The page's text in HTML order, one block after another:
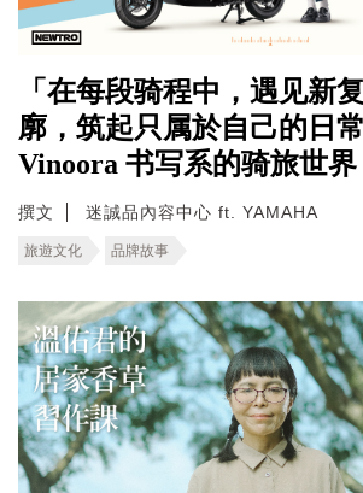
「在每段骑程中，遇见新
廓，筑起只属於自己的日
Vinoora 书写系的骑旅世界
撰文 迷誠品內容中心 ft. YAMAHA
旅遊文化 品牌故事